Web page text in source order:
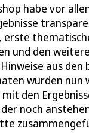
habe vor
erste
und den
aus den
würden nun
den
noch